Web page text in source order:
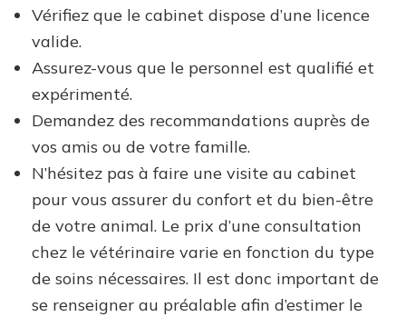
Vérifiez que le cabinet dispose d’une licence
valide.
Assurez-vous que le personnel est qualifié et
expérimenté.
Demandez des recommandations auprès de
vos amis ou de votre famille.
N’hésitez pas à faire une visite au cabinet
pour vous assurer du confort et du bien-être
de votre animal. Le prix d’une consultation
chez le vétérinaire varie en fonction du type
de soins nécessaires. Il est donc important de
se renseigner au préalable afin d’estimer le